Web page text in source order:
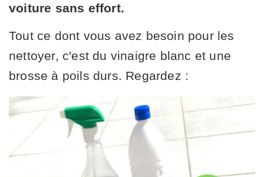
voiture sans effort.
Tout ce dont vous avez besoin pour les
nettoyer, c'est du vinaigre blanc et une
brosse à poils durs. Regardez :